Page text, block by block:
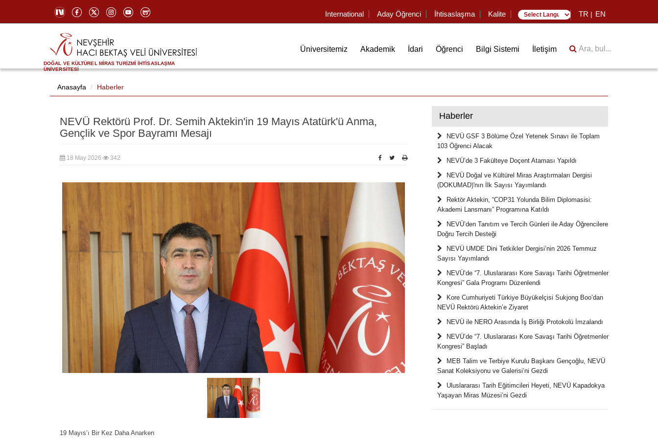
International Aday Öğrenci İhtisaslaşma Kalite TR | EN
DOĞAL VE KÜLTÜREL MİRAS TURİZMİ İHTİSASLAŞMA
ÜNİVERSİTESİ
Üniversitemiz Akademik İdari Öğrenci Bilgi Sistemi İletişim Ara, bul...
Anasayfa Haberler
NEVÜ Rektörü Prof. Dr. Semih Aktekin'in 19 Mayıs Atatürk'ü Anma,
Gençlik ve Spor Bayramı Mesajı
18 May 2026 342
19 Mayıs’ı Bir Kez Daha Anarken
Haberler
NEVÜ GSF 3 Bölüme Özel Yetenek Sınavı ile Toplam
103 Öğrenci Alacak
NEVÜ’de 3 Fakülteye Doçent Ataması Yapıldı
NEVÜ Doğal ve Kültürel Miras Araştırmaları Dergisi
(DOKUMAD)'nın İlk Sayısı Yayımlandı
Rektör Aktekin, “COP31 Yolunda Bilim Diplomasisi:
Akademi Lansmanı” Programına Katıldı
NEVÜ’den Tanıtım ve Tercih Günleri ile Aday Öğrencilere
Doğru Tercih Desteği
NEVÜ UMDE Dini Tetkikler Dergisi’nin 2026 Temmuz
Sayısı Yayımlandı
NEVÜ’de “7. Uluslararası Kore Savaşı Tarihi Öğretmenler
Kongresi” Gala Programı Düzenlendi
Kore Cumhuriyeti Türkiye Büyükelçisi Sukjong Boo’dan
NEVÜ Rektörü Aktekin’e Ziyaret
NEVÜ ile NERO Arasında İş Birliği Protokolü İmzalandı
NEVÜ’de “7. Uluslararası Kore Savaşı Tarihi Öğretmenler
Kongresi” Başladı
MEB Talim ve Terbiye Kurulu Başkanı Gençoğlu, NEVÜ
Sanat Koleksiyonu ve Galerisi’ni Gezdi
Uluslararası Tarih Eğitimcileri Heyeti, NEVÜ Kapadokya
Yaşayan Miras Müzesi’ni Gezdi